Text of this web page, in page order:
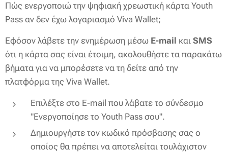
Πώς ενεργοποιώ την ψηφιακή χρεωστική κάρτα Youth
Pass αν δεν έχω λογαριασμό Viva Wallet;
Εφόσον λάβετε την ενημέρωση μέσω Ε-mail και SMS
ότι η κάρτα σας είναι έτοιμη, ακολουθήστε τα παρακάτω
βήματα για να μπορέσετε να τη δείτε από την
πλατφόρμα της Viva Wallet.
Επιλέξτε στο E-mail που λάβατε το σύνδεσμο
"Ενεργοποίησε το Youth Pass σου".
Δημιουργήστε τον κωδικό πρόσβασης σας ο
οποίος θα πρέπει να αποτελείται τουλάχιστον